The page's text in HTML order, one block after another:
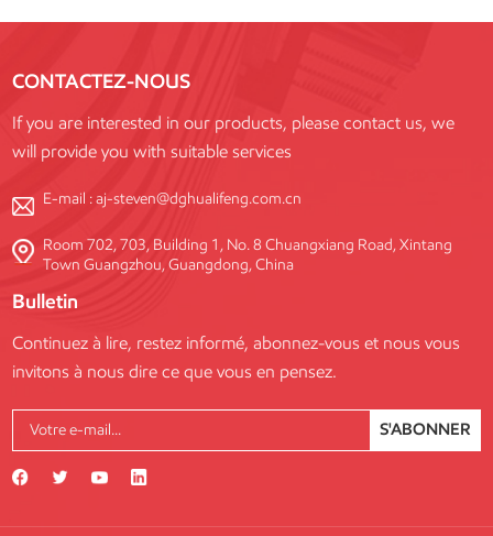
CONTACTEZ-NOUS
If you are interested in our products, please contact us, we
will provide you with suitable services
E-mail :aj-steven@dghualifeng.com.cn
Room 702, 703, Building 1, No. 8 Chuangxiang Road, Xintang
Town Guangzhou, Guangdong, China
Bulletin
Continuez à lire, restez informé, abonnez-vous et nous vous
invitons à nous dire ce que vous en pensez.
S'ABONNER